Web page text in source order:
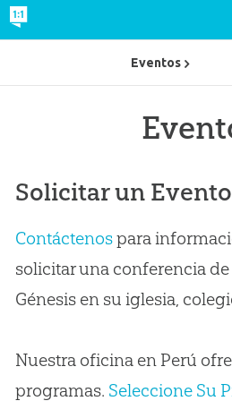
Solicitar un Evento
Contáctenospara
solicitar una conferencia
Génesis en su iglesia,
Nuestra oficina en Perú
programas. Seleccione Su
Eventos